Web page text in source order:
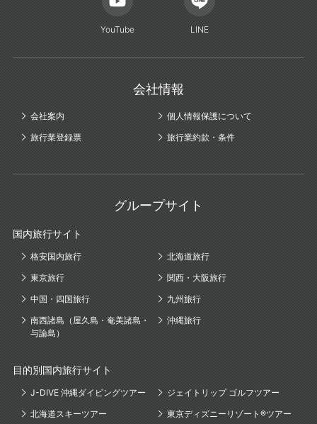
YouTube LINE
会社情報
会社案内
個人情報保護について
旅行業登録票
旅行業約款・条件
グループサイト
国内旅行サイト
格安国内旅行
北海道旅行
東京旅行
関西・大阪旅行
中国・四国旅行
九州旅行
南西諸島（屋久島・奄美諸島・
与論島）
沖縄旅行
目的別国内旅行サイト
J-DIVE 沖縄ダイビングツアー
ジェイトリップ ゴルフツアー
北海道スキーツアー
東京ディズニーリゾート®ツアー